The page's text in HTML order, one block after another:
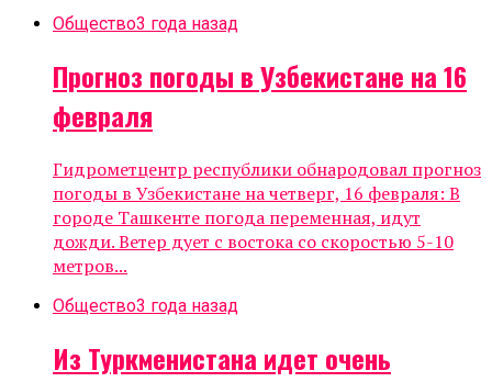
Общество3 года назад
Прогноз погоды в Узбекистане на 16
февраля
Гидрометцентр республики обнародовал прогноз
погоды в Узбекистане на четверг, 16 февраля: В
городе Ташкенте погода переменная, идут
дожди. Ветер дует с востока со скоростью 5-10
метров...
Общество3 года назад
Из Туркменистана идет очень